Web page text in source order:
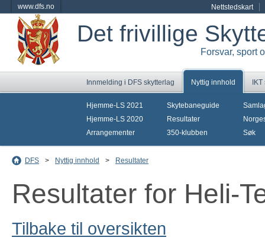
www.dfs.no Nettstedskart
Det frivillige
Forsvar, sport
Innmelding i DFS skytterlag Nyttig innhold
Hjemme-LS 2021
Hjemme-LS 2020
Arrangementer
Skytebaneguide
Resultater
350-klubben
Søk
DFS > Nyttig innhold > Resultater
Resultater for Heli-
Tilbake til oversikten